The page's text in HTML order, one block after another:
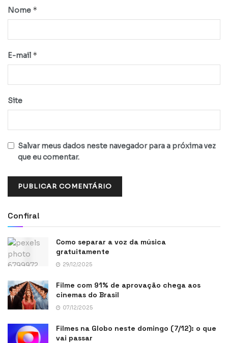
Nome *
E-mail *
Site
Salvar meus dados neste navegador para a próxima vez
que eu comentar.
Confira!
Como separar a voz da música
gratuitamente
29/12/2025
Filme com 91% de aprovação chega aos
cinemas do Brasil
07/12/2025
Filmes na Globo neste domingo (7/12): o que
vai passar